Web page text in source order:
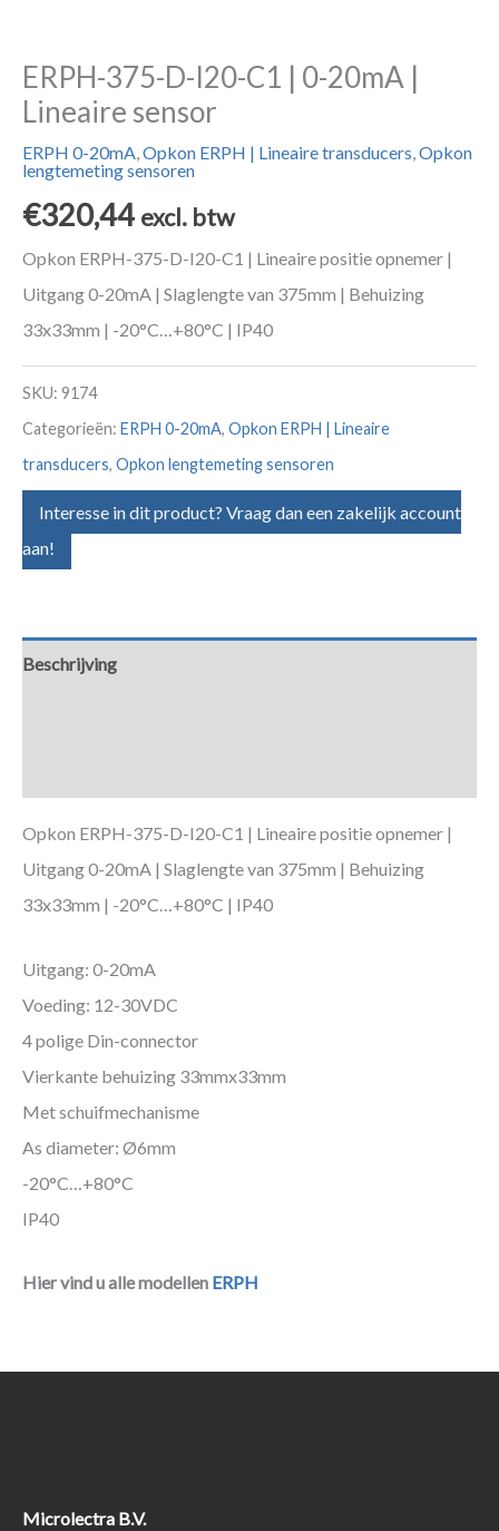
ERPH-375-D-I20-C1 | 0-20mA |
Lineaire sensor
ERPH 0-20mA,Opkon ERPH | Lineaire transducers,Opkon
lengtemeting sensoren
€320,44 excl. btw
Opkon ERPH-375-D-I20-C1 | Lineaire positie opnemer |
Uitgang 0-20mA | Slaglengte van 375mm | Behuizing
33x33mm | -20°C…+80°C | IP40
SKU: 9174
Categorieën: ERPH 0-20mA, Opkon ERPH | Lineaire
transducers, Opkon lengtemeting sensoren
Interesse in dit product? Vraag dan een zakelijk account
aan!
Beschrijving
Opkon ERPH-375-D-I20-C1 | Lineaire positie opnemer |
Uitgang 0-20mA | Slaglengte van 375mm | Behuizing
33x33mm | -20°C…+80°C | IP40
Uitgang: 0-20mA
Voeding: 12-30VDC
4 polige Din-connector
Vierkante behuizing 33mmx33mm
Met schuifmechanisme
As diameter: Ø6mm
-20°C…+80°C
IP40
Hier vind u alle modellen ERPH
Microlectra B.V.